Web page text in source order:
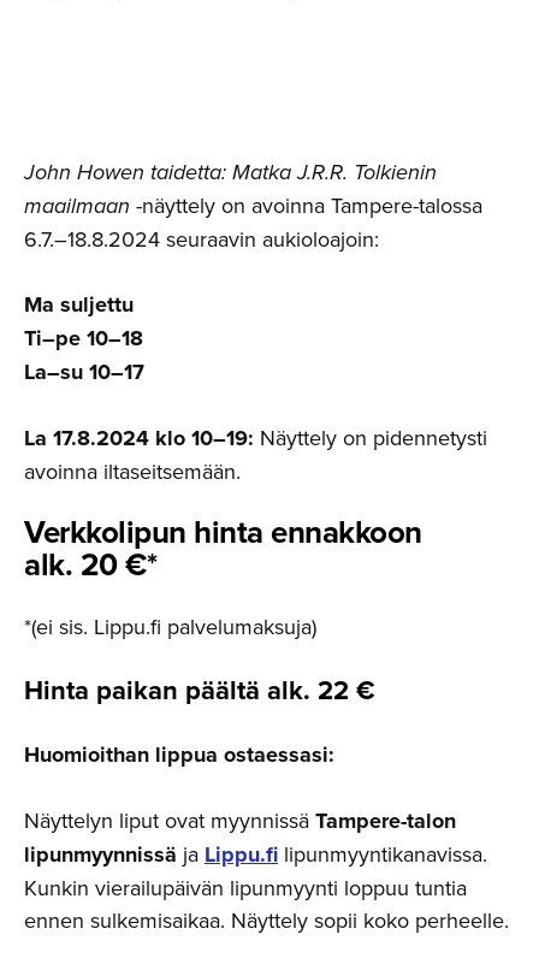
John Howen taidetta: Matka J.R.R. Tolkienin
maailmaan -näyttely on avoinna Tampere-talossa
6.7.–18.8.2024 seuraavin aukioloajoin:
Ma suljettu
Ti–pe 10–18
La–su 10–17
La 17.8.2024 klo 10–19: Näyttely on pidennetysti
avoinna iltaseitsemään.
Verkkolipun hinta ennakkoon
alk. 20 €*
*(ei sis. Lippu.fi palvelumaksuja)
Hinta paikan päältä alk. 22 €
Huomioithan lippua ostaessasi:
Näyttelyn liput ovat myynnissä Tampere-talon
lipunmyynnissä ja Lippu.fi lipunmyyntikanavissa.
Kunkin vierailupäivän lipunmyynti loppuu tuntia
ennen sulkemisaikaa. Näyttely sopii koko perheelle.